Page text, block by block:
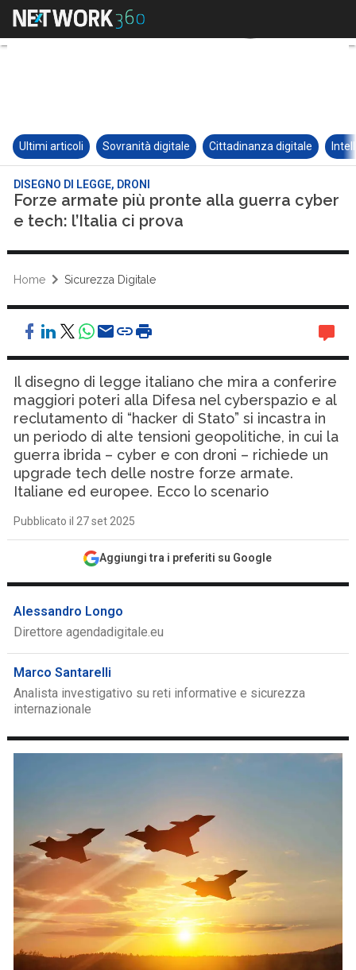
Ultimi articoli Sovranità digitale Cittadinanza digitale
DISEGNO DI LEGGE, DRONI
Forze armate più pronte alla guerra cyber
e tech: l’Italia ci prova
Home Sicurezza Digitale
Il disegno di legge italiano che mira a conferire
maggiori poteri alla Difesa nel cyberspazio e al
reclutamento di “hacker di Stato” si incastra in
un periodo di alte tensioni geopolitiche, in cui la
guerra ibrida – cyber e con droni – richiede un
upgrade tech delle nostre forze armate.
Italiane ed europee. Ecco lo scenario
Pubblicato il 27 set 2025
Aggiungi tra i preferiti su Google
Alessandro Longo
Direttore agendadigitale.eu
Marco Santarelli
Analista investigativo su reti informative e sicurezza
internazionale